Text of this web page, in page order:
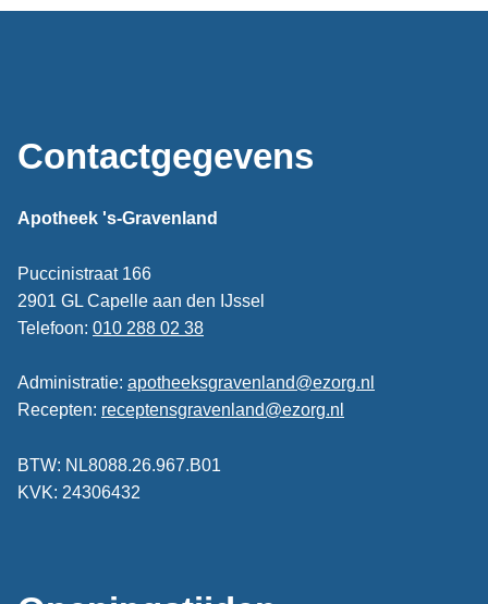
Contactgegevens
Apotheek 's-Gravenland
Puccinistraat 166
2901 GL Capelle aan den IJssel
Telefoon: 010 288 02 38
Administratie: apotheeksgravenland@ezorg.nl
Recepten: receptensgravenland@ezorg.nl
BTW: NL8088.26.967.B01
KVK: 24306432